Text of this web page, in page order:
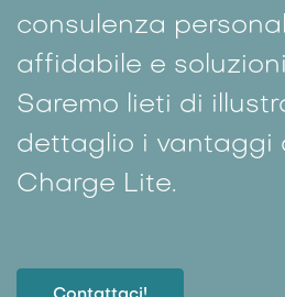
consulenza
affidabile e
Saremo lieti di
dettaglio i vantaggi
Charge Lite.